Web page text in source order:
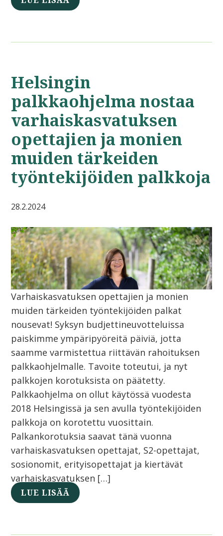
Helsingin
palkkaohjelma nostaa
varhaiskasvatuksen
opettajien ja monien
muiden tärkeiden
työntekijöiden palkkoja
28.2.2024
Varhaiskasvatuksen opettajien ja monien
muiden tärkeiden työntekijöiden palkat
nousevat! Syksyn budjettineuvotteluissa
paiskimme ympäripyöreitä päiviä, jotta
saamme varmistettua riittävän rahoituksen
palkkaohjelmalle. Tavoite toteutui, ja nyt
palkkojen korotuksista on päätetty.
Palkkaohjelma on ollut käytössä vuodesta
2018 Helsingissä ja sen avulla työntekijöiden
palkkoja on korotettu vuosittain.
Palkankorotuksia saavat tänä vuonna
varhaiskasvatuksen opettajat, S2-opettajat,
sosionomit, erityisopettajat ja kiertävät
varhaiskasvatuksen […]
LUE LISÄÄ